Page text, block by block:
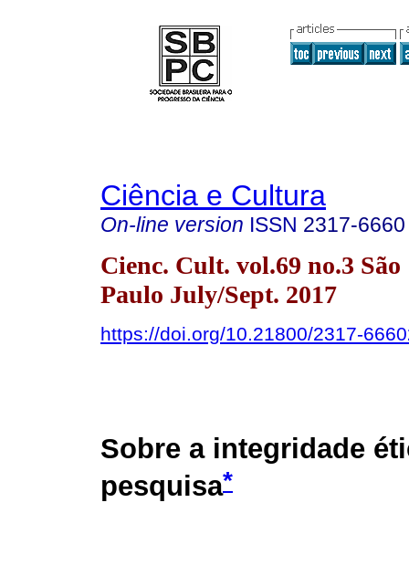
Ciência e Cultura
On-line version ISSN 2317-6660
Cienc. Cult. vol.69 no.3 São
Paulo July/Sept. 2017
https://doi.org/10.21800/2317-
Sobre a integridade
pesquisa*